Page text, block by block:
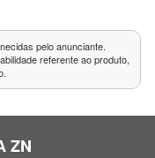
pelo anunciante.
referente ao produto,
ZN